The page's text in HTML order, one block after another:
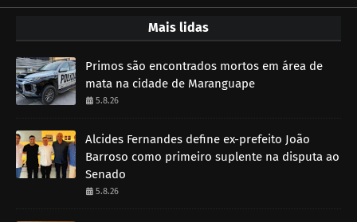
Mais lidas
Primos são encontrados mortos em área de
mata na cidade de Maranguape
5.8.26
Alcides Fernandes define ex-prefeito João
Barroso como primeiro suplente na disputa ao
Senado
5.8.26